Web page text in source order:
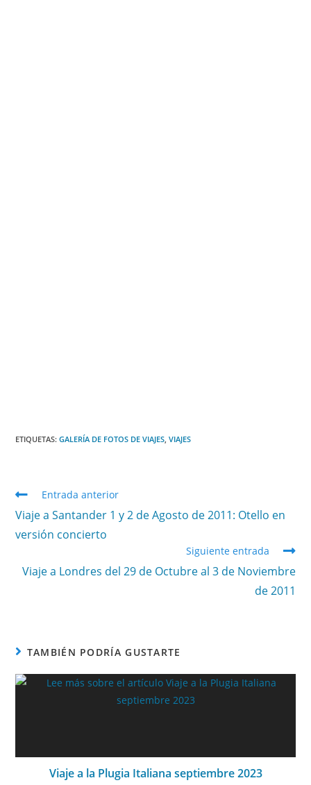
ETIQUETAS:GALERÍA DE FOTOS DE VIAJES VIAJES
Entrada anterior
Viaje a Santander 1 y 2 de Agosto de 2011: Otello en
versión concierto
Siguiente entrada
Viaje a Londres del 29 de Octubre al 3 de Noviembre
de 2011
TAMBIÉN PODRÍA GUSTARTE
Viaje a la Plugia Italiana septiembre 2023